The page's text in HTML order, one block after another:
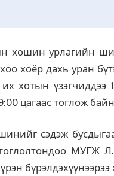
хошин урлагийн
хоёр дахь уран
их хотын
цагаас тоглож
сэдэж
МУГЖ